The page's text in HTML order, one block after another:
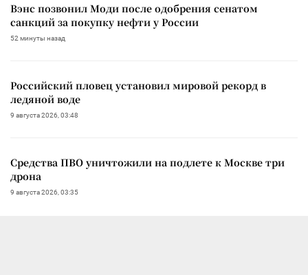
Вэнс позвонил Моди после одобрения сенатом
санкций за покупку нефти у России
52 минуты назад
Российский пловец установил мировой рекорд в
ледяной воде
9 августа 2026, 03:48
Средства ПВО уничтожили на подлете к Москве три
дрона
9 августа 2026, 03:35